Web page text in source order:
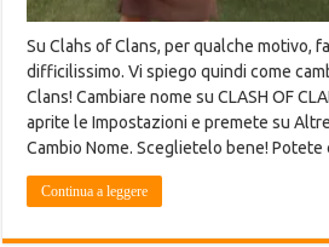
Su Clahs of Clans, per qualche motivo,
difficilissimo. Vi spiego quindi come
Clans! Cambiare nome su CLASH OF
aprite le Impostazioni e premete su
Cambio Nome. Sceglietelo bene!
Continua a leggere